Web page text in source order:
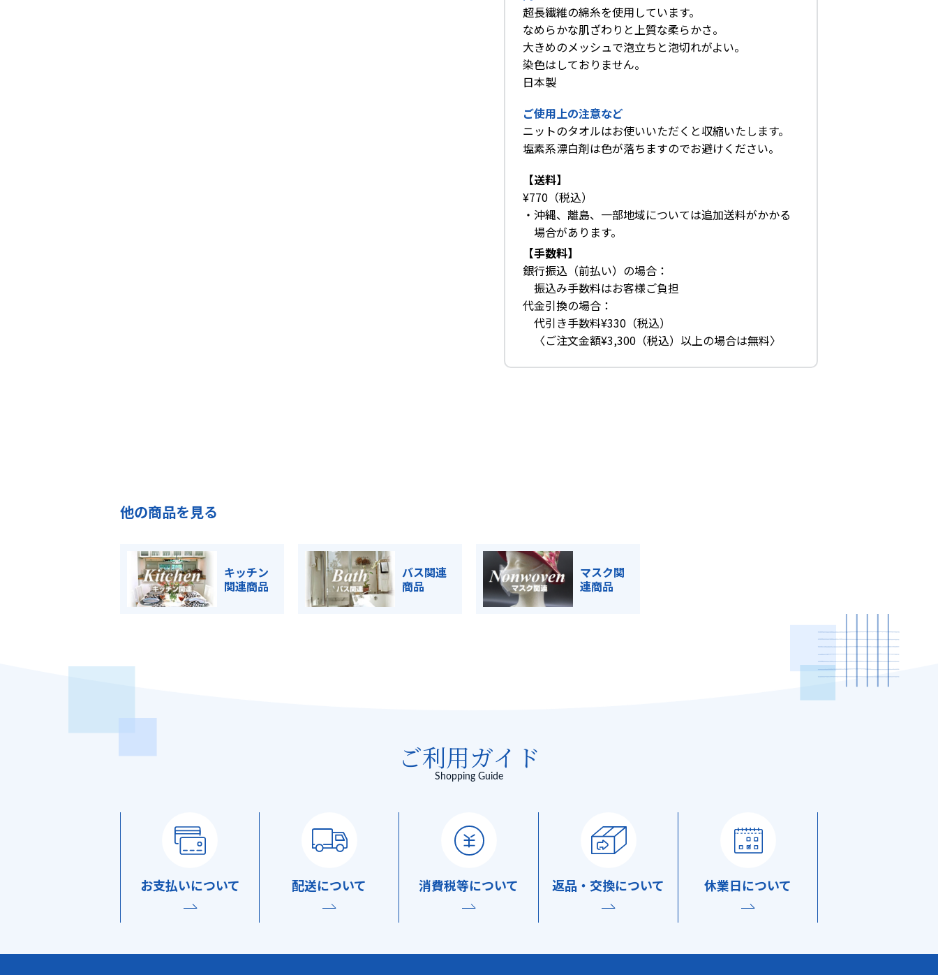
超長繊維の綿糸を使用しています。
なめらかな肌ざわりと上質な柔らかさ。
大きめのメッシュで泡立ちと泡切れがよい。
染色はしておりません。
日本製
ご使用上の注意など
ニットのタオルはお使いいただくと収縮いたします。
塩素系漂白剤は色が落ちますのでお避けください。
【送料】
¥770（税込）
・沖縄、離島、一部地域については追加送料がかかる
場合があります。
【手数料】
銀行振込（前払い）の場合：
振込み手数料はお客様ご負担
代金引換の場合：
代引き手数料¥330（税込）
〈ご注文金額¥3,300（税込）以上の場合は無料〉
他の商品を見る
キッチン
関連商品
バス関連
商品
マスク関
連商品
ご利用ガイド
Shopping Guide
お支払いについて 配送について 消費税等について 返品・交換について 休業日について